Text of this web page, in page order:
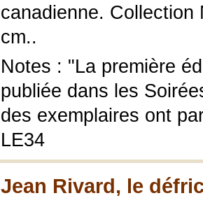
canadienne. Collection
cm..
Notes : "La première
publiée dans les
des exemplaires ont
LE34
Jean Rivard, le